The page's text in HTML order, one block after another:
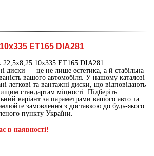
ET165 DIA281
22,5х8,25 10х335 ET165 DIA281
диски — це не лише естетика, а й стабільна
вашого автомобіля. У нашому каталозі
легкові та вантажні диски, що відповідають
стандартам міцності. Підберіть
варіант за параметрами вашого авто та
замовлення з доставкою до будь-якого
пункту України.
в наявності!